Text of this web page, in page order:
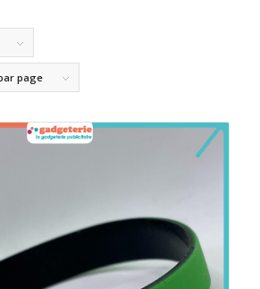
page